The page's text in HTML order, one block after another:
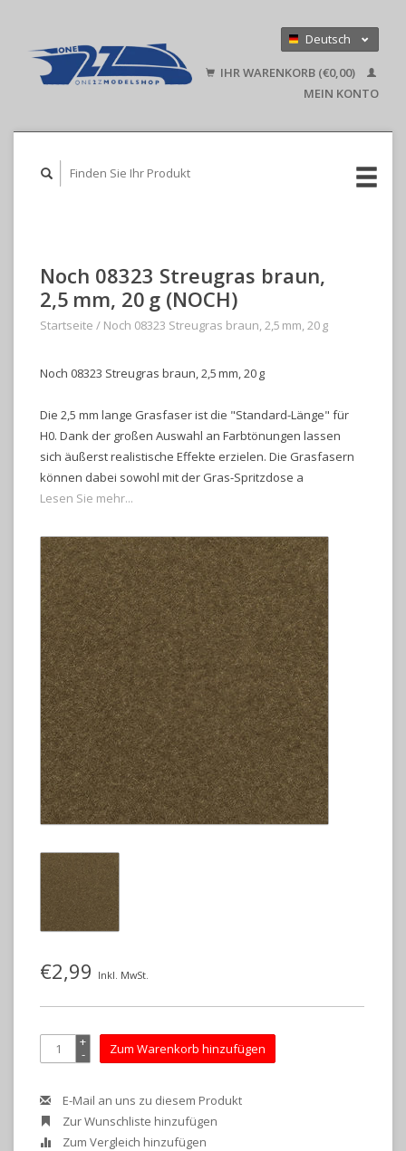
Deutsch
English
IHR WARENKORB (€0,00)
MEIN KONTO
Noch 08323 Streugras braun,
2,5 mm, 20 g (NOCH)
Startseite / Noch 08323 Streugras braun, 2,5 mm, 20 g
Noch 08323 Streugras braun, 2,5 mm, 20 g
Die 2,5 mm lange Grasfaser ist die "Standard-Länge" für
H0. Dank der großen Auswahl an Farbtönungen lassen
sich äußerst realistische Effekte erzielen. Die Grasfasern
können dabei sowohl mit der Gras-Spritzdose a
Lesen Sie mehr...
€2,99 Inkl. MwSt.
+
- Zum Warenkorb hinzufügen
E-Mail an uns zu diesem Produkt
Zur Wunschliste hinzufügen
Zum Vergleich hinzufügen